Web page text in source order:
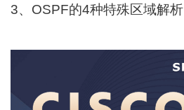
3、OSPF的4种特殊区域解析